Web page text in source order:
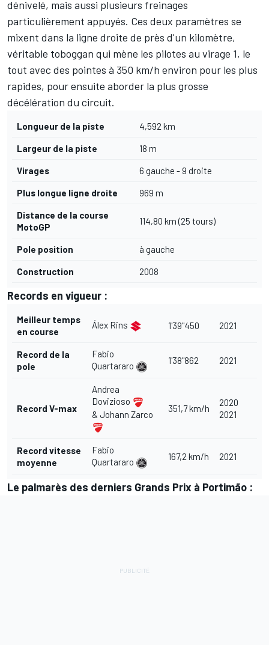
dénivelé, mais aussi plusieurs freinages
particulièrement appuyés. Ces deux paramètres se
mixent dans la ligne droite de près d'un kilomètre,
véritable toboggan qui mène les pilotes au virage 1, le
tout avec des pointes à 350 km/h environ pour les plus
rapides, pour ensuite aborder la plus grosse
décélération du circuit.
Longueur de la piste 4,592 km
Largeur de la piste 18 m
Virages 6 gauche - 9 droite
Plus longue ligne droite 969 m
Distance de la course
MotoGP
114,80 km (25 tours)
Pole position à gauche
Construction 2008
Records en vigueur :
Meilleur temps
en course
Álex Rins 1'39"450 2021
Record de la
pole
Fabio
Quartararo
1'38"862 2021
Record V-max
Andrea
Dovizioso
& Johann Zarco
351,7 km/h
2020
2021
Record vitesse
moyenne
Fabio
Quartararo
167,2 km/h 2021
Le palmarès des derniers Grands Prix à Portimão :